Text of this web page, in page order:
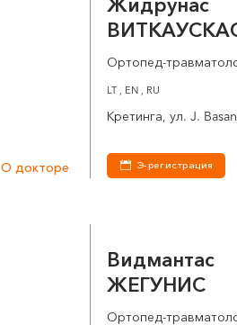
О докторе
Жидрунас
Ортопед-
LT , EN , RU
Кретинга, ул. J.
Э-регистрация
Видмантас
ЖЕГУНИС
Ортопед-